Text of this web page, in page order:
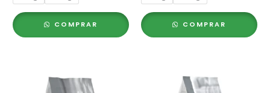
S/ 132.00
hasta
S/ 245.00
COMPRAR
S/ 132.00
hasta
S/ 245.00
COMPRAR